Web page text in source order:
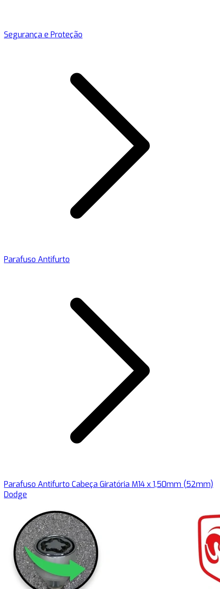
Segurança e Proteção
Parafuso Antifurto
Parafuso Antifurto Cabeça Giratória M14 x 1,50mm (52mm)
Dodge